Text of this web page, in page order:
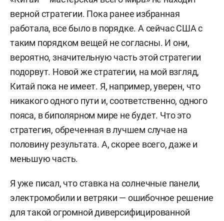
верной стратегии. Пока ранее избранная
работала, все было в порядке. А сейчас США c
таким порядком вещей не согласны. И они,
вероятно, значительную часть этой стратегии
подорвут. Новой же стратегии, на мой взгляд,
Китай пока не имеет. Я, например, уверен, что
никакого одного пути и, соответственно, одного
пояса, в биполярном мире не будет. Что это
стратегия, обреченная в лучшем случае на
половину результата. А, скорее всего, даже и
меньшую часть.
Я уже писал, что ставка на солнечные панели,
электромобили и ветряки — ошибочное решение
для такой огромной диверсифицированной